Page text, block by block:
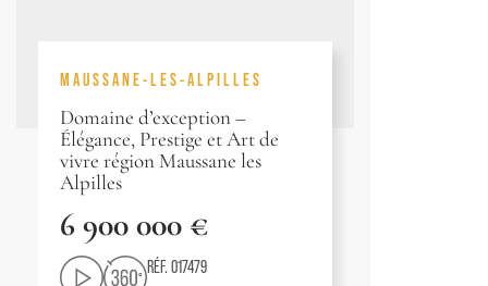
MAUSSANE-LES-ALPILLES
Domaine d’exception –
Élégance, Prestige et Art de
vivre région Maussane les
Alpilles
6 900 000 €
RÉF. 017479